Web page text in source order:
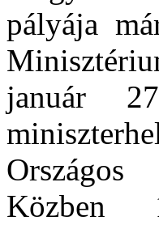
pályája
január
Országos
Közben